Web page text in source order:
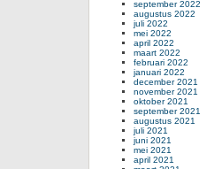
september 2022
augustus 2022
juli 2022
mei 2022
april 2022
maart 2022
februari 2022
januari 2022
december 2021
november 2021
oktober 2021
september 2021
augustus 2021
juli 2021
juni 2021
mei 2021
april 2021